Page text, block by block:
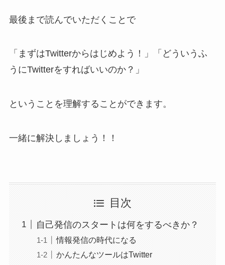
最後まで読んでいただくことで
「まずはTwitterからはじめよう！」「どういうふ
うにTwitterをすればいいのか？」
ということを理解することができます。
一緒に解決しましょう！！
目次
自己発信のスタートは何をするべきか？
情報発信の時代になる
かんたんなツールはTwitter